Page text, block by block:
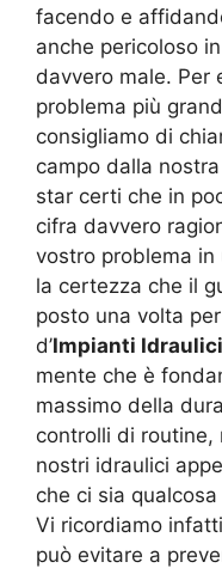
facendo e
anche pericoloso
davvero male. Per
problema più
consigliamo di
campo dalla
star certi che in
cifra davvero
vostro problema in
la certezza che il
posto una volta
d’Impianti
mente che è
massimo della
controlli di
nostri idraulici
che ci sia
Vi ricordiamo
può evitare a